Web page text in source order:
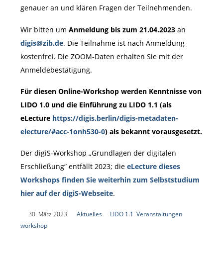
genauer an und klären Fragen der Teilnehmenden.
Wir bitten um Anmeldung bis zum 21.04.2023an
digis@zib.de. Die Teilnahme ist nach Anmeldung
kostenfrei. Die ZOOM-Daten erhalten Sie mit der
Anmeldebestätigung.
Für diesen Online-Workshop werden Kenntnisse von
LIDO 1.0 und die Einführung zu LIDO 1.1 (als
eLecture https://digis.berlin/digis-metadaten-
electure/#acc-1onh530-0) als bekannt vorausgesetzt.
Der digiS-Workshop „Grundlagen der digitalen
Erschließung“ entfällt 2023; dieeLecture dieses
Workshops finden Sie weiterhin zum Selbststudium
hier auf der digiS-Webseite.
30. März 2023 Aktuelles LIDO 1.1 Veranstaltungen,
workshop